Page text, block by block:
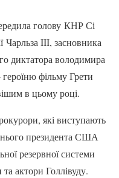
голову КНР Сі
Чарльза III, засновника
диктатора володимира
фільму Грети
в цьому році.
які виступають
президента США
резервної системи
актори Голлівуду.